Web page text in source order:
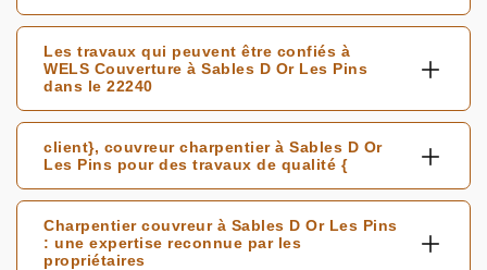
Les travaux qui peuvent être confiés à
WELS Couverture à Sables D Or Les Pins
dans le 22240
client}, couvreur charpentier à Sables D Or
Les Pins pour des travaux de qualité {
Charpentier couvreur à Sables D Or Les Pins
: une expertise reconnue par les
propriétaires